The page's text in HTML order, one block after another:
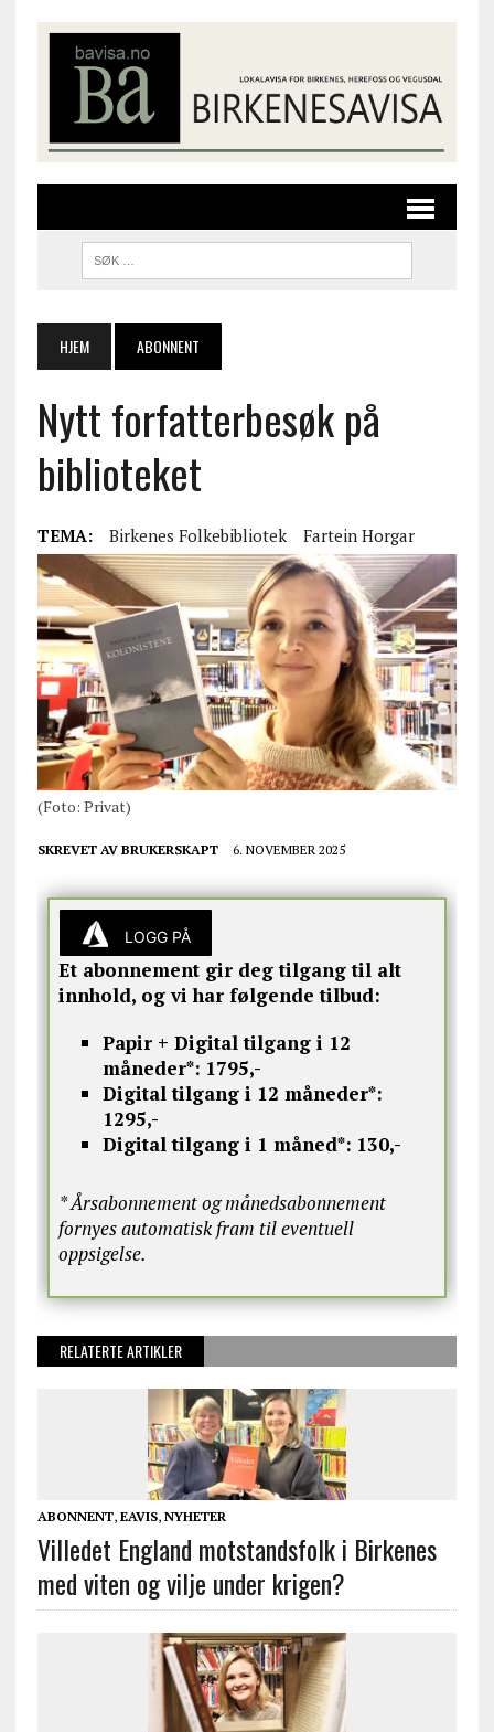
HJEM ABONNENT
Nytt forfatterbesøk på
biblioteket
TEMA: Birkenes Folkebibliotek Fartein Horgar
(Foto: Privat)
SKREVET AV BRUKERSKAPT 6. NOVEMBER 2025
LOGG PÅ
Et abonnement gir deg tilgang til alt
innhold, og vi har følgende tilbud:
Papir + Digital tilgang i 12
måneder*: 1795,-
Digital tilgang i 12 måneder*:
1295,-
Digital tilgang i 1 måned*: 130,-
* Årsabonnement og månedsabonnement
fornyes automatisk fram til eventuell
oppsigelse.
RELATERTE ARTIKLER
ABONNENT, EAVIS, NYHETER
Villedet England motstandsfolk i Birkenes
med viten og vilje under krigen?